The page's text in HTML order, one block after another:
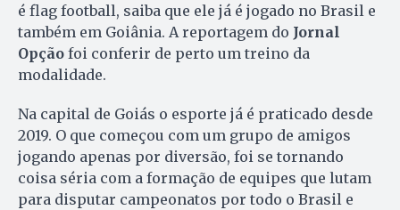
é flag football, saiba que ele já é jogado no Brasil e
também em Goiânia. A reportagem do Jornal
Opção foi conferir de perto um treino da
modalidade.
Na capital de Goiás o esporte já é praticado desde
2019. O que começou com um grupo de amigos
jogando apenas por diversão, foi se tornando
coisa séria com a formação de equipes que lutam
para disputar campeonatos por todo o Brasil e